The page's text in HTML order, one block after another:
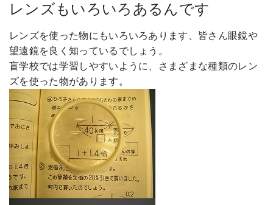
レンズもいろいろあるんです
レンズを使った物にもいろいろあります、皆さん眼鏡や
望遠鏡を良く知っているでしょう。
盲学校では学習しやすいように、さまざまな種類のレン
ズを使った物があります。